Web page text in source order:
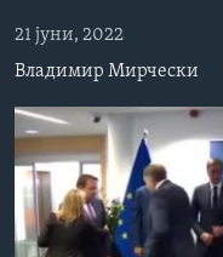
ЗДРАВЈЕ
НАУКА
УМЕТНОСТ И ЗАБАВА
ИНТЕРВЈУА
ИЗБОРИ ВО САД 2020
НАКУСО...
Јазици
21 јуни, 2022
Владимир Мирчески
No media